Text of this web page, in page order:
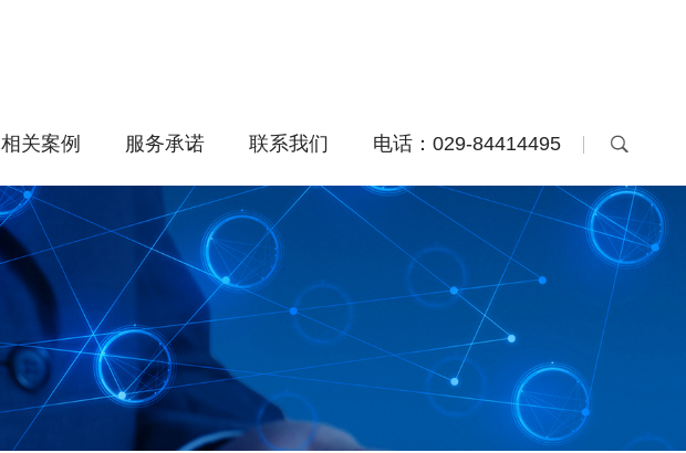
相关案例 服务承诺 联系我们 电话：029-84414495